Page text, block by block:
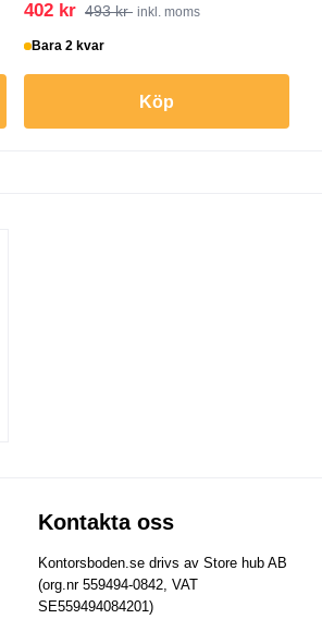
402 kr 493 kr inkl. moms
Bara 2 kvar
Köp
Kontakta oss
Kontorsboden.se drivs av Store hub AB
(org.nr 559494-0842, VAT
SE559494084201)